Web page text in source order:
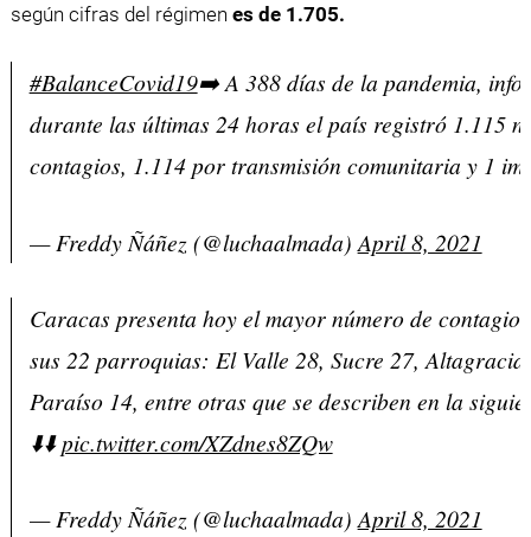
según cifras del régimen es de 1.705.
#BalanceCovid19➡️ A 388 días de la pandemia,
durante las últimas 24 horas el país registró 1.115
contagios, 1.114 por transmisión comunitaria y 1
— Freddy Ñáñez (@luchaalmada) April 8, 2021
Caracas presenta hoy el mayor número de
sus 22 parroquias: El Valle 28, Sucre 27,
Paraíso 14, entre otras que se describen en la
⬇️⬇️pic.twitter.com/XZdnes8ZQw
— Freddy Ñáñez (@luchaalmada)April 8, 2021